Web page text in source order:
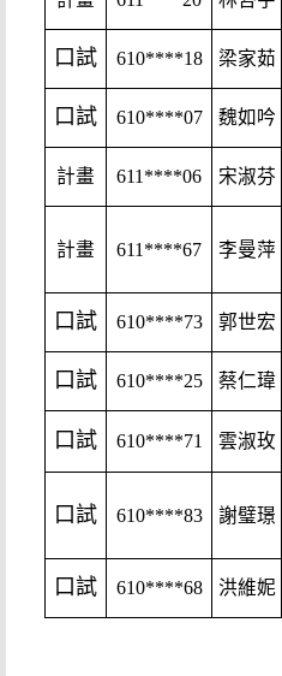
口試 610****18 梁家茹
口試 610****07 魏如吟
計畫 611****06 宋淑芬
計畫 611****67 李曼萍
口試 610****73 郭世宏
口試 610****25 蔡仁瑋
口試 610****71 雲淑玫
口試 610****83 謝璧璟
口試 610****68 洪維妮